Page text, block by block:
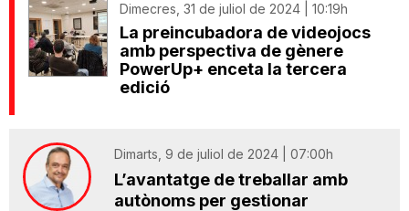
Dimecres, 31 de juliol de 2024 | 10:19h
La preincubadora de videojocs
amb perspectiva de gènere
PowerUp+ enceta la tercera
edició
Dimarts, 9 de juliol de 2024 | 07:00h
L’avantatge de treballar amb
autònoms per gestionar